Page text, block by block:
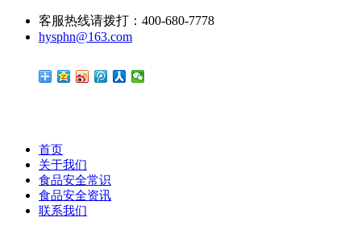
客服热线请拨打：400-680-7778
hysphn@163.com
首页
关于我们
食品安全常识
食品安全资讯
联系我们